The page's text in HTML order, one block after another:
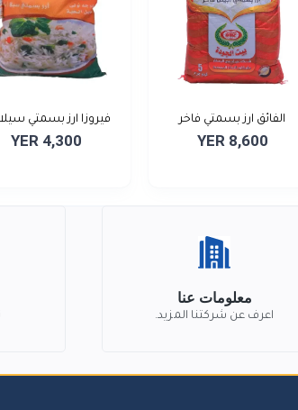
الفائق ارز بسمتي فاخر
YER 8,600
فيروزا ارز بسمتي سيلا 5...
YER 4,300
معلومات عنا
اعرف عن شركتنا المزيد.